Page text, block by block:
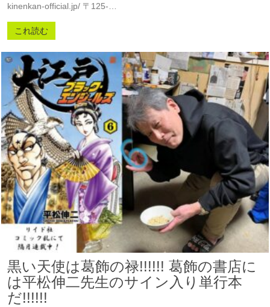
kinenkan-official.jp/ 〒125-…
これ読む
黒い天使は葛飾の禄!!!!!! 葛飾の書店に
は平松伸二先生のサイン入り単行本
だ!!!!!!